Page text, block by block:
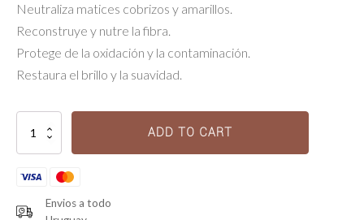
Neutraliza matices cobrizos y amarillos.
Reconstruye y nutre la fibra.
Protege de la oxidación y la contaminación.
Restaura el brillo y la suavidad.
Masque
Ultra-
Violet
quantity
ADD TO CART
Envios a todo